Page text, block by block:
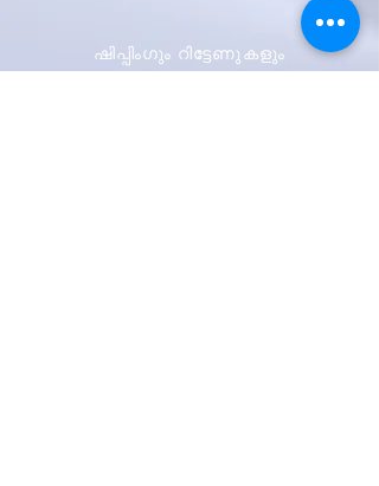
ഷിപ്പിംഗും റിട്ടേണുകളും